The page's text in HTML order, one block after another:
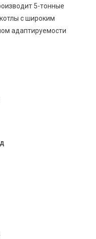
5-тонные
с широким
адаптируемости